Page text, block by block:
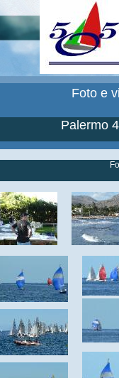
Palermo
Foto e